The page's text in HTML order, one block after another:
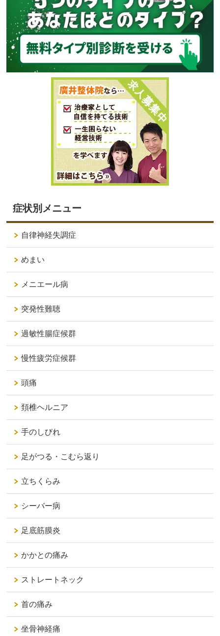
症状別メニュー
自律神経失調症
めまい
メニエール病
突発性難聴
過敏性腸症候群
慢性疲労症候群
頭痛
頚椎ヘルニア
手のしびれ
足がつる・こむら返り
立ちくらみ
シーバー病
足底筋膜炎
かかとの痛み
ストレートネック
首の痛み
坐骨神経痛